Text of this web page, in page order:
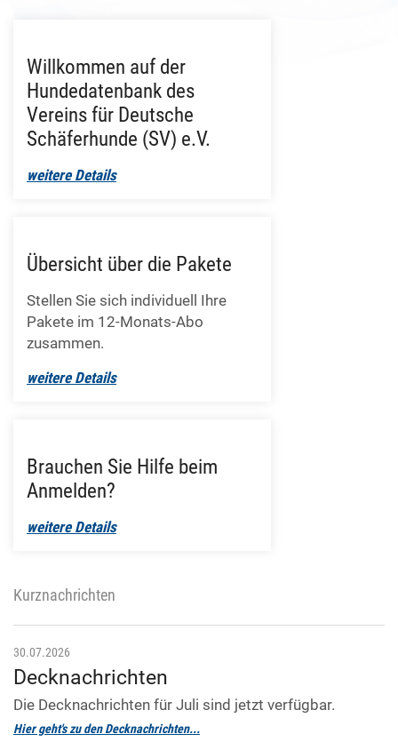
Willkommen auf der
Hundedatenbank des
Vereins für Deutsche
Schäferhunde (SV) e.V.
weitere Details
Übersicht über die Pakete
Stellen Sie sich individuell Ihre
Pakete im 12-Monats-Abo
zusammen.
weitere Details
Brauchen Sie Hilfe beim
Anmelden?
weitere Details
Kurznachrichten
30.07.2026
Decknachrichten
Die Decknachrichten für Juli sind jetzt verfügbar.
Hier geht's zu den Decknachrichten...